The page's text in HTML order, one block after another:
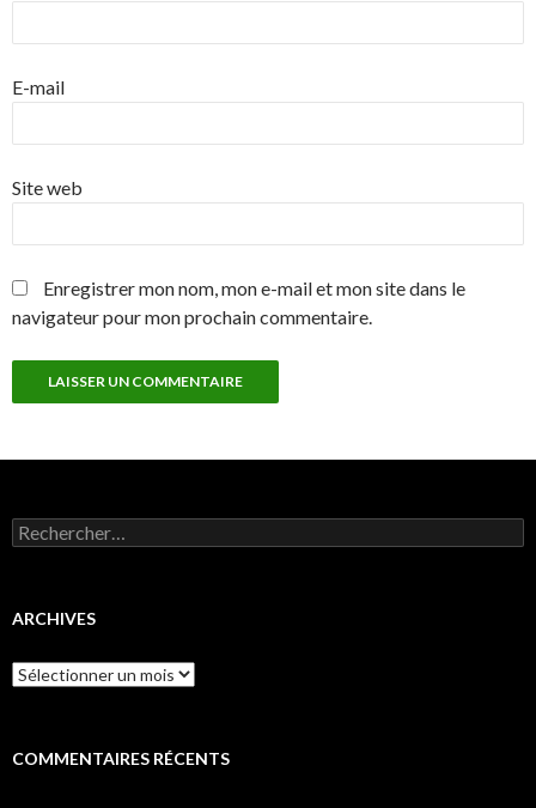
E-mail
Site web
Enregistrer mon nom, mon e-mail et mon site dans le
navigateur pour mon prochain commentaire.
Rechercher :
ARCHIVES
Archives
COMMENTAIRES RÉCENTS